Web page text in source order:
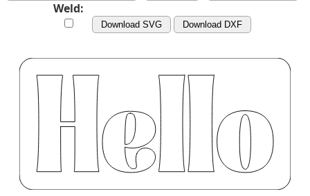
Weld:
Download SVG Download DXF